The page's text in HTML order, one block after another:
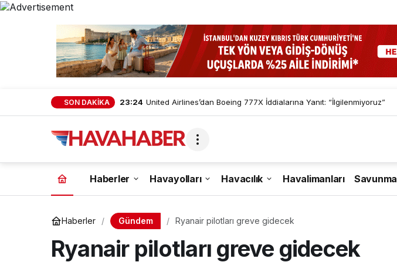
SON DAKİKA
Haberler Havayolları Havacılık Havalimanları Savunma
Haberler Gündem Ryanair pilotları greve gidecek
Ryanair pilotları greve gidecek